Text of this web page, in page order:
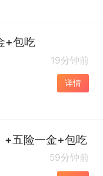
+包吃
19分钟前
详情
五险一金+包吃
59分钟前